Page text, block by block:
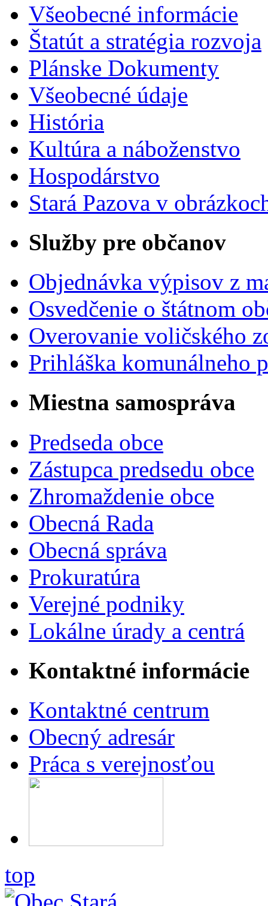
Všeobecné informácie
Štatút a stratégia rozvoja
Plánske Dokumenty
Všeobecné údaje
História
Kultúra a náboženstvo
Hospodárstvo
Stará Pazova v
Služby pre občanov
Objednávka výpisov z
Osvedčenie o štátnom
Overovanie voličského
Prihláška komunálneho
Miestna samospráva
Predseda obce
Zástupca predsedu obce
Zhromaždenie obce
Obecná Rada
Obecná správa
Prokuratúra
Verejné podniky
Lokálne úrady a centrá
Kontaktné informácie
Kontaktné centrum
Obecný adresár
Práca s verejnosťou
top